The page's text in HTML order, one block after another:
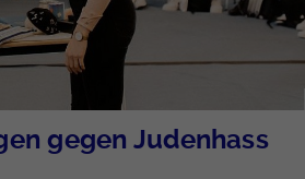
gegen Judenhass